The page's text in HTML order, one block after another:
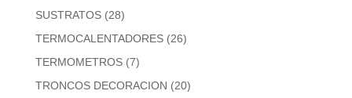
SUSTRATOS (28)
TERMOCALENTADORES (26)
TERMOMETROS (7)
TRONCOS DECORACION (20)